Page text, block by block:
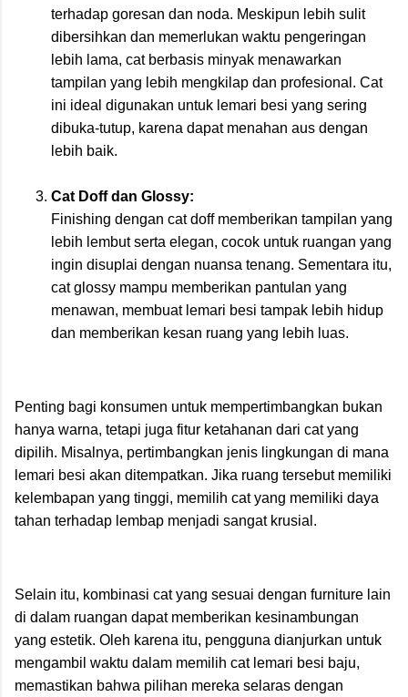
terhadap goresan dan noda. Meskipun lebih sulit
dibersihkan dan memerlukan waktu pengeringan
lebih lama, cat berbasis minyak menawarkan
tampilan yang lebih mengkilap dan profesional. Cat
ini ideal digunakan untuk lemari besi yang sering
dibuka-tutup, karena dapat menahan aus dengan
lebih baik.
Cat Doff dan Glossy:
Finishing dengan cat doff memberikan tampilan yang
lebih lembut serta elegan, cocok untuk ruangan yang
ingin disuplai dengan nuansa tenang. Sementara itu,
cat glossy mampu memberikan pantulan yang
menawan, membuat lemari besi tampak lebih hidup
dan memberikan kesan ruang yang lebih luas.
Penting bagi konsumen untuk mempertimbangkan bukan
hanya warna, tetapi juga fitur ketahanan dari cat yang
dipilih. Misalnya, pertimbangkan jenis lingkungan di mana
lemari besi akan ditempatkan. Jika ruang tersebut memiliki
kelembapan yang tinggi, memilih cat yang memiliki daya
tahan terhadap lembap menjadi sangat krusial.
Selain itu, kombinasi cat yang sesuai dengan furniture lain
di dalam ruangan dapat memberikan kesinambungan
yang estetik. Oleh karena itu, pengguna dianjurkan untuk
mengambil waktu dalam memilih cat lemari besi baju,
memastikan bahwa pilihan mereka selaras dengan